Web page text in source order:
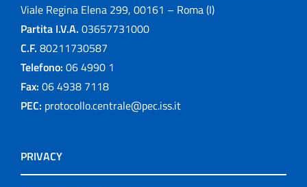
Viale Regina Elena 299, 00161 – Roma (I)
Partita I.V.A. 03657731000
C.F. 80211730587
Telefono: 06 4990 1
Fax: 06 4938 7118
PEC: protocollo.centrale@pec.iss.it
PRIVACY